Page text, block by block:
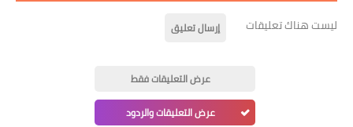
ليست هناك تعليقات إرسال تعليق
عرض التعليقات فقط
عرض التعليقات والردود